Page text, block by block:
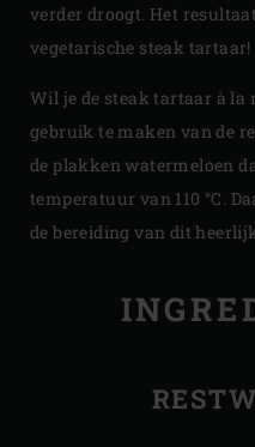
verder droogt. Het
vegetarische steak tartaar!
Wil je de steak tartaar à la
gebruik te maken van de
de plakken watermeloen
temperatuur van 110 °C.
de bereiding van dit